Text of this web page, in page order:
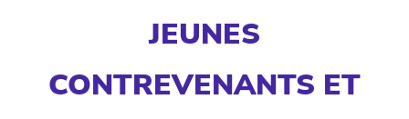
JEUNES
CONTREVENANTS ET